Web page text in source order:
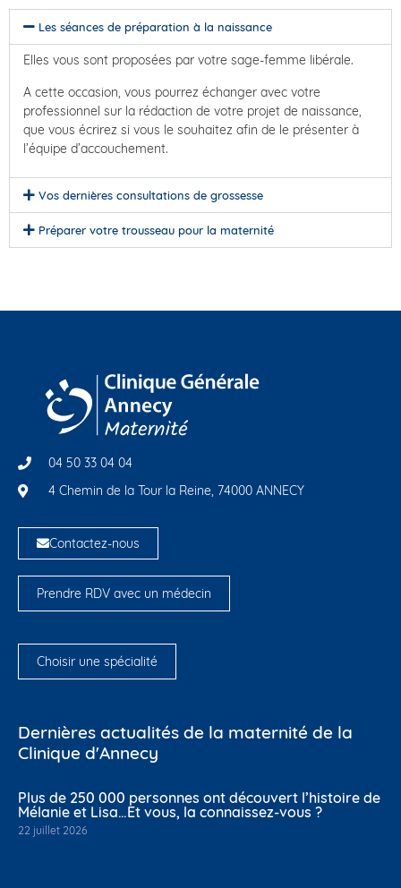
Les séances de préparation à la naissance
Elles vous sont proposées par votre sage-femme libérale.
A cette occasion, vous pourrez échanger avec votre
professionnel sur la rédaction de votre projet de naissance,
que vous écrirez si vous le souhaitez afin de le présenter à
l’équipe d’accouchement.
Vos dernières consultations de grossesse
Préparer votre trousseau pour la maternité
04 50 33 04 04
4 Chemin de la Tour la Reine, 74000 ANNECY
Contactez-nous
Prendre RDV avec un médecin
Choisir une spécialité
Dernières actualités de la maternité de la
Clinique d'Annecy
Plus de 250 000 personnes ont découvert l’histoire de
Mélanie et Lisa…Et vous, la connaissez-vous ?
22 juillet 2026